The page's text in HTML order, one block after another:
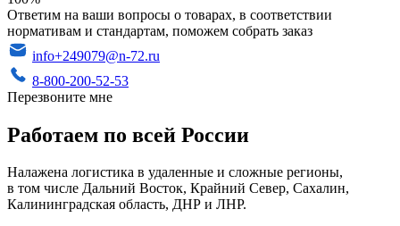
Ответим на ваши вопросы о товарах, в соответствии
нормативам и стандартам, поможем собрать заказ
info+249079@n-72.ru
8-800-200-52-53
Перезвоните мне
Работаем по всей России
Налажена логистика в удаленные и сложные регионы,
в том числе Дальний Восток, Крайний Север, Сахалин,
Калининградская область, ДНР и ЛНР.